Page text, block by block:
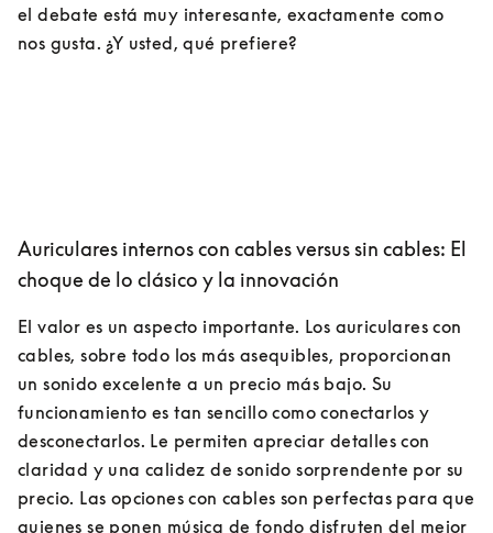
el debate está muy interesante, exactamente como
nos gusta. ¿Y usted, qué prefiere?
Auriculares internos con cables versus sin cables: El
choque de lo clásico y la innovación
El valor es un aspecto importante. Los auriculares con
cables, sobre todo los más asequibles, proporcionan
un sonido excelente a un precio más bajo. Su
funcionamiento es tan sencillo como conectarlos y
desconectarlos. Le permiten apreciar detalles con
claridad y una calidez de sonido sorprendente por su
precio. Las opciones con cables son perfectas para que
quienes se ponen música de fondo disfruten del mejor